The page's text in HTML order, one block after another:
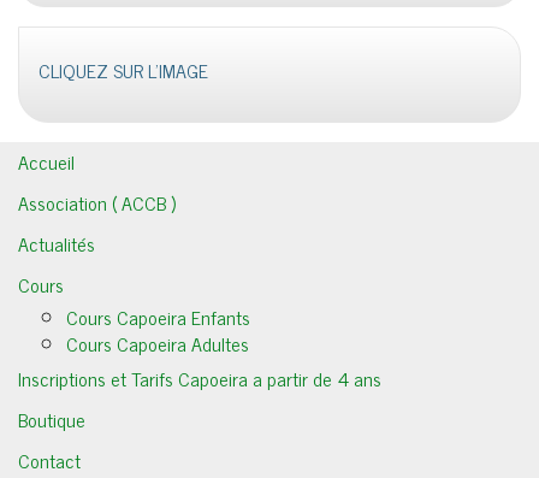
CLIQUEZ SUR L'IMAGE
Accueil
Association ( ACCB )
Actualités
Cours
Cours Capoeira Enfants
Cours Capoeira Adultes
Inscriptions et Tarifs Capoeira a partir de 4 ans
Boutique
Contact